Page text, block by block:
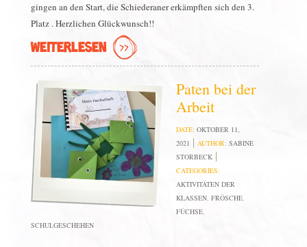
gingen an den Start, die Schiederaner erkämpften sich den 3.
Platz . Herzlichen Glückwunsch!!
WEITERLESEN
Paten bei der
Arbeit
DATE: OKTOBER 11,
2021
AUTHOR: SABINE
STORBECK
CATEGORIES:
AKTIVITÄTEN DER
KLASSEN, FRÖSCHE,
FÜCHSE,
SCHULGESCHEHEN